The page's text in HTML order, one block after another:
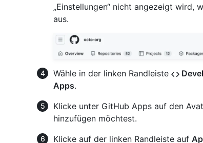
„Einstellungen“ nicht angezeigt wird,
aus.
Wähle in der linken Randleiste
Apps.
Klicke unter GitHub Apps auf den
hinzufügen möchtest.
Klicke auf der linken Randleiste auf